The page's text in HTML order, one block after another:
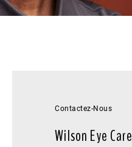
Contactez-Nous
Wilson Eye Care